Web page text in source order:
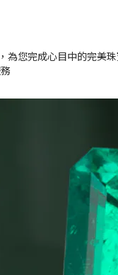
為您完成心目中的完美珠